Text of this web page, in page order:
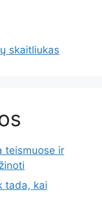
teismuose ir
tada, kai